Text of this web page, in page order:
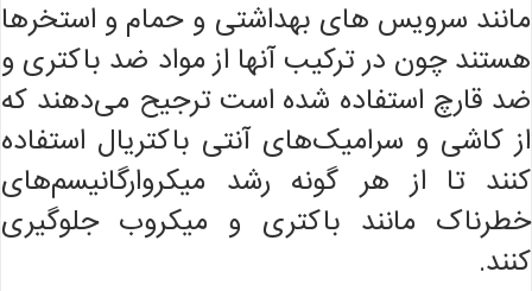
مانند سرویس های بهداشتی و حمام و استخرها
هستند چون در ترکیب آنها از مواد ضد باکتری و
ضد قارچ استفاده شده است ترجیح می‌دهند که
از کاشی و سرامیک‌های آنتی باکتریال استفاده
کنند تا از هر گونه رشد میکروارگانیسم‌های
خطرناک مانند باکتری و میکروب جلوگیری
کنند.